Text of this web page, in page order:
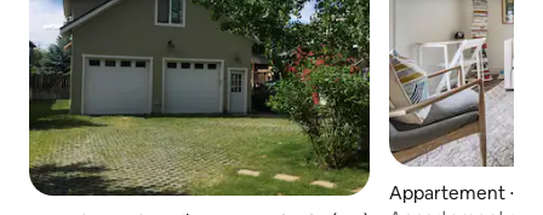
Appartement ⋅